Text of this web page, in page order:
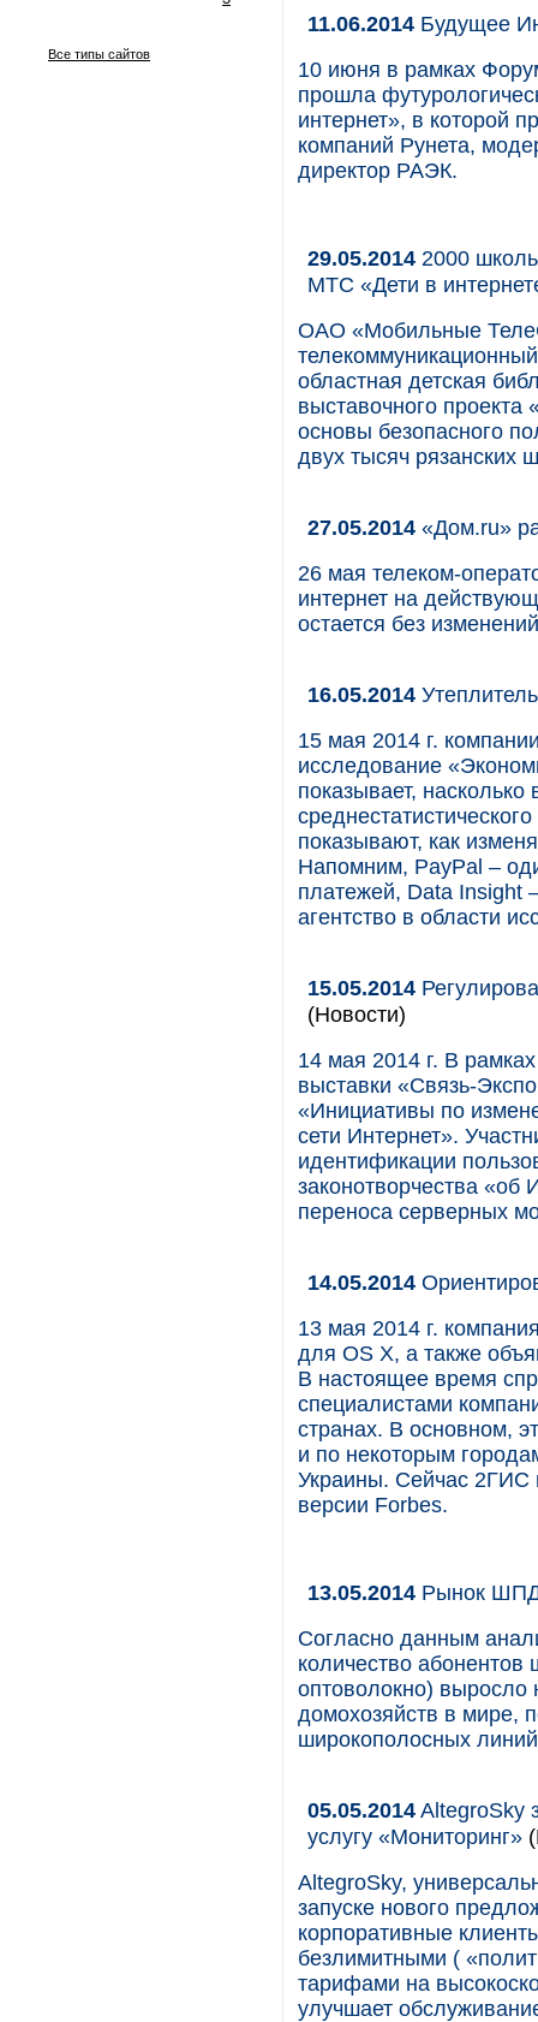
Все типы сайтов
11.06.2014 Будущее
10 июня в рамках
прошла
интернет», в которой
компаний Рунета,
директор РАЭК.
29.05.2014 2000
МТС «Дети в
ОАО «Мобильные
областная детская
выставочного проекта
основы безопасного
двух тысяч рязанских
27.05.2014 «Дом.ru»
26 мая телеком-
интернет на
остается без
16.05.2014
15 мая 2014 г.
исследование
показывает,
показывают, как
Напомним, PayPal –
платежей, Data Insight
агентство в области
15.05.2014
(Новости)
14 мая 2014 г. В
выставки «Связь-
«Инициативы по
сети Интернет».
идентификации
законотворчества «об
переноса серверных
14.05.2014
13 мая 2014 г.
для OS X, а также
В настоящее время
специалистами
странах. В основном,
и по некоторым
Украины. Сейчас 2ГИС
версии Forbes.
13.05.2014 Рынок
Согласно данным
количество абонентов
оптоволокно) выросло
домохозяйств в мире,
широкополосных
05.05.2014AltegroSky
услугу «Мониторинг»
AltegroSky,
запуске нового
корпоративные
безлимитными (
тарифами на
улучшает